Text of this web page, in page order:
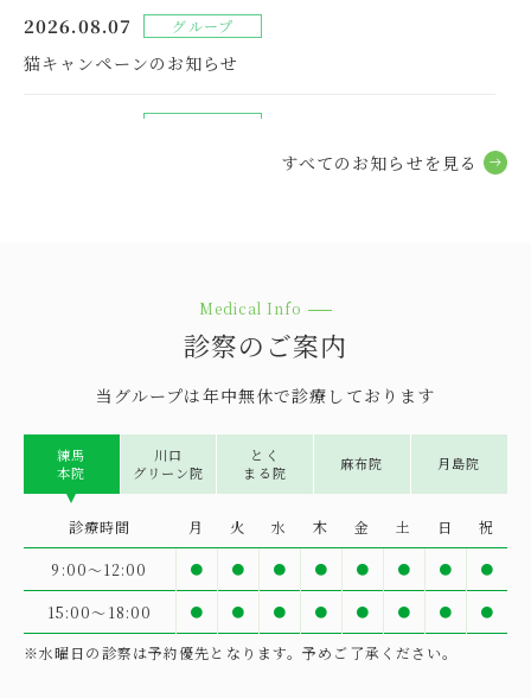
2026.08.07 グループ
猫キャンペーンのお知らせ
練馬本院 分院長就任のお知らせ
グループ
練馬本院 8月休診時間のお知らせ
練馬本院 7月休診時間のお知らせ
2026.06.03 グループ
練馬本院 7月16日 診察時間についてのお知らせ
2026.06.01 グループ
練馬本院 6月お昼の休診時間のお知らせ
すべてのお知らせを⾒る
Medical Info
診察のご案内
当グループは年中無休で診療しております
練⾺
本院
川⼝
グリーン院
とく
まる院
⿇布院 ⽉島院
診療時間 月 火 水 木 金 土 日 祝
9:00〜12:00 ● ● ● ● ● ● ● ●
15:00〜18:00 ● ● ● ● ● ● ● ●
※⽔曜⽇の診察は予約優先となります。予めご了承ください。